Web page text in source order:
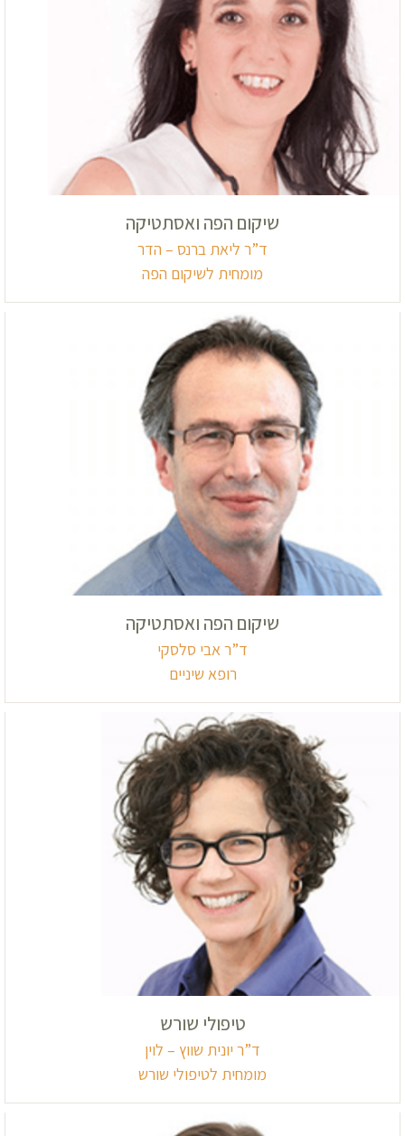
שיקום הפה ואסתטיקה
ד”ר ליאת ברנס – הדר
מומחית לשיקום הפה
שיקום הפה ואסתטיקה
ד”ר אבי סלסקי
רופא שיניים
טיפולי שורש
ד”ר יונית שווץ – לוין
מומחית לטיפולי שורש